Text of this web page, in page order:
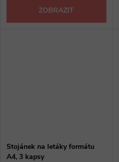
ZOBRAZIT
Stojánek na letáky formátu
A4, 3 kapsy